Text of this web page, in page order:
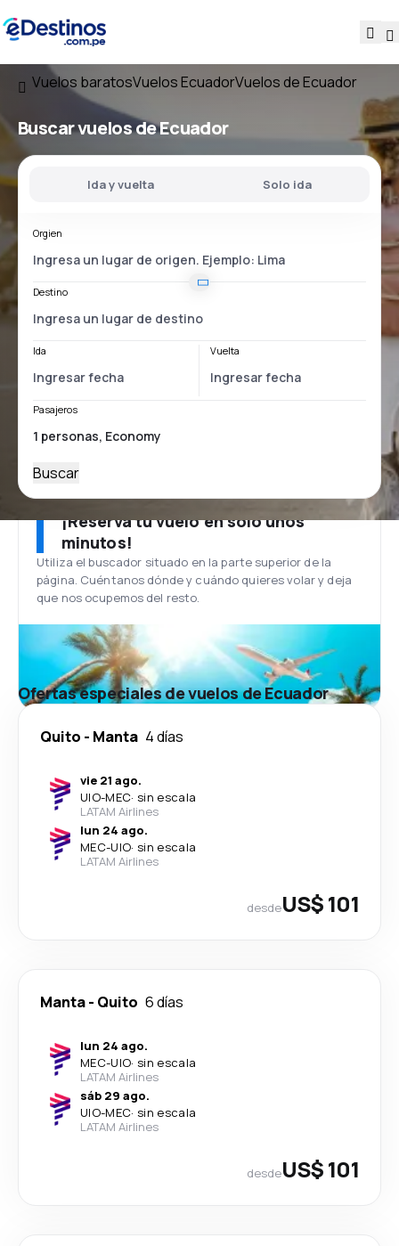
Vuelos baratosVuelos EcuadorVuelos de Ecuador
Buscar vuelosde Ecuador
Ida y vuelta Solo ida
Orgien
Destino
Ida Vuelta
Pasajeros
Buscar
¡Reserva tu vuelo en solo unos
minutos!
Utiliza el buscador situado en la parte superior de la
página. Cuéntanos dónde y cuándo quieres volar y deja
que nos ocupemos del resto.
Ofertas especiales de vuelos de Ecuador
Quito - Manta 4 días
vie 21 ago.
UIO-MEC· sin escala
LATAM Airlines
lun 24 ago.
MEC-UIO· sin escala
LATAM Airlines
desdeUS$ 101
Manta- Quito 6 días
lun 24 ago.
MEC-UIO· sin escala
LATAM Airlines
sáb 29 ago.
UIO-MEC· sin escala
LATAM Airlines
desdeUS$ 101